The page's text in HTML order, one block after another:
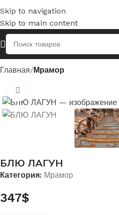
Skip to navigation
Skip to main content
Главная Мрамор
БЛЮ ЛАГУН
Категория: Мрамор
347$